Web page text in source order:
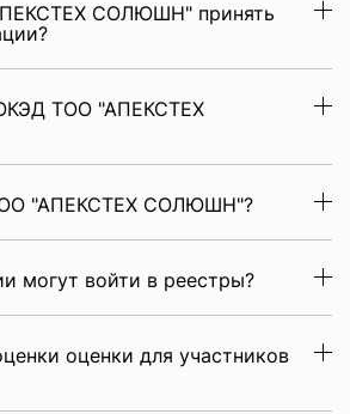
СОЛЮШН" принять
ТОО "АПЕКСТЕХ
"АПЕКСТЕХ СОЛЮШН"?
могут войти в реестры?
оценки для участников